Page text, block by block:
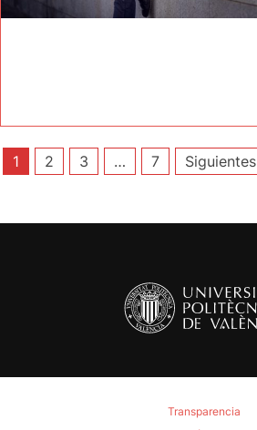
Paginación
entradas
1 2 3 … 7 Siguientes
Transparencia